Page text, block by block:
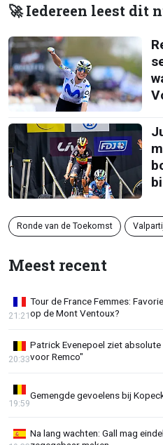
🚀 Iedereen leest dit
Ronde van de Toekomst
Meest recent
Tour de France Femmes:
op de Mont Ventoux?
21:21
Patrick Evenepoel ziet
voor Remco"
20:33
Gemengde gevoelens bij
19:59
Na lang wachten: Gall mag